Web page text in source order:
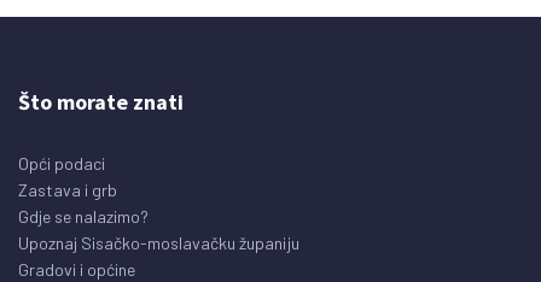
Što morate znati
Opći podaci
Zastava i grb
Gdje se nalazimo?
Upoznaj Sisačko-moslavačku županiju
Gradovi i općine